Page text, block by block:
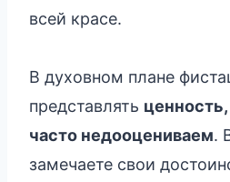
всей красе.
В духовном плане
представлять
часто недооцениваем.
замечаете свои